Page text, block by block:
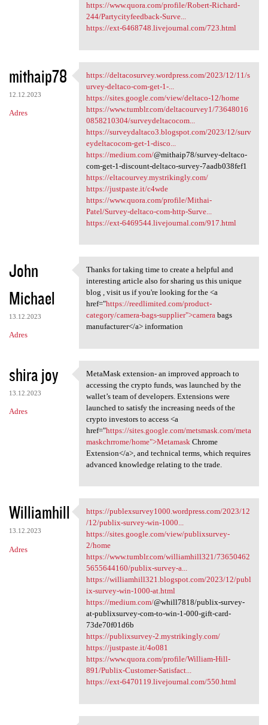
https://www.quora.com/profile/Robert-Richard-
244/Partycityfeedback-Surve...
https://ext-6468748.livejournal.com/723.html
mithaip78
12.12.2023
Adres
https://deltacosurvey
https://deltacosurvey.wordpress.com/2023/12/11/s
urvey-deltaco-com-get-1-...
https://sites.google.com/view/deltaco-12/home
https://www.tumblr.com/deltacourvey1/73648016
0858210304/surveydeltacocom...
https://surveydaltaco3.blogspot.com/2023/12/surv
eydeltacocom-get-1-disco...
https://medium.com/@mithaip78/survey-deltaco-
com-get-1-discount-deltaco-survey-7aadb038fef1
https://eltacourvey.mystrikingly.com/
https://justpaste.it/c4wde
https://www.quora.com/profile/Mithai-
Patel/Survey-deltaco-com-http-Surve...
https://ext-6469544.livejournal.com/917.html
John
Michael
13.12.2023
Adres
Thanks for taking time to
Thanks for taking time to create a helpful and
interesting article also for sharing us this unique
blog , visit us if you're looking for the <a
href="https://reedlimited.com/product-
category/camera-bags-supplier">camerabags
manufacturer</a> information
shira joy
13.12.2023
Adres
MetaMask extension- an
MetaMask extension- an improved approach to
accessing the crypto funds, was launched by the
wallet’s team of developers. Extensions were
launched to satisfy the increasing needs of the
crypto investors to access <a
href="https://sites.google.com/metsmask.com/meta
maskchrrome/home">Metamask Chrome
Extension</a>, and technical terms, which requires
advanced knowledge relating to the trade.
Williamhill
13.12.2023
Adres
https://publexsurvey1000
https://publexsurvey1000.wordpress.com/2023/12
/12/publix-survey-win-1000...
https://sites.google.com/view/publixsurvey-
2/home
https://www.tumblr.com/williamhill321/73650462
5655644160/publix-survey-a...
https://williamhill321.blogspot.com/2023/12/publ
ix-survey-win-1000-at.html
https://medium.com/@whill7818/publix-survey-
at-publixsurvey-com-to-win-1-000-gift-card-
73de70f01d6b
https://publixsurvey-2.mystrikingly.com/
https://justpaste.it/4o081
https://www.quora.com/profile/William-Hill-
891/Publix-Customer-Satisfact...
https://ext-6470119.livejournal.com/550.html